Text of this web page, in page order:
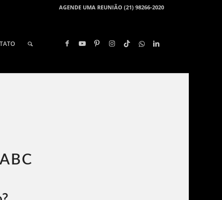
AGENDE UMA REUNIÃO (21) 98266-2020